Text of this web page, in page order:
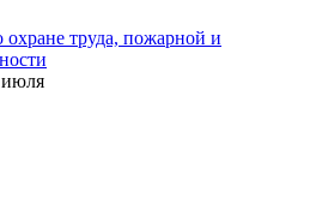
труда, пожарной и
июля